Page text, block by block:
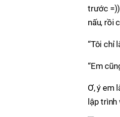
trước
nấu, rồi
“Tôi chỉ
“Em
Ơ, ý em
lập